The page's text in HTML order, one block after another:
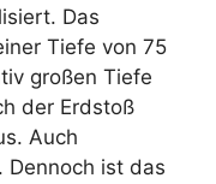
Das
Tiefe von 75
großen Tiefe
der Erdstoß
Auch
Dennoch ist das